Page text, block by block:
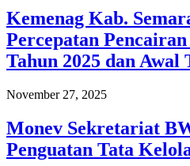
Kemenag Kab.
Percepatan
Tahun 2025 dan Awal
November 27, 2025
Monev Sekretariat
Penguatan Tata